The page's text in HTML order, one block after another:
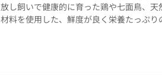
放し飼いで健康的に育った鶏や七面鳥、
材料を使用した、鮮度が良く栄養たっぷり